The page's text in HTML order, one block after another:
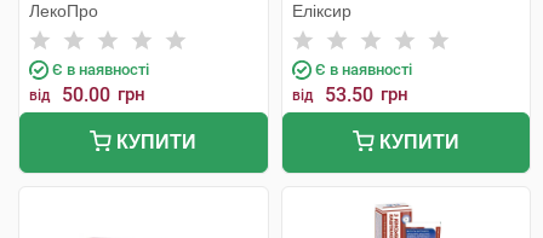
ЛекоПро
Є в наявності
від 50.00 грн
КУПИТИ
Еліксир
Є в наявності
від 53.50 грн
КУПИТИ